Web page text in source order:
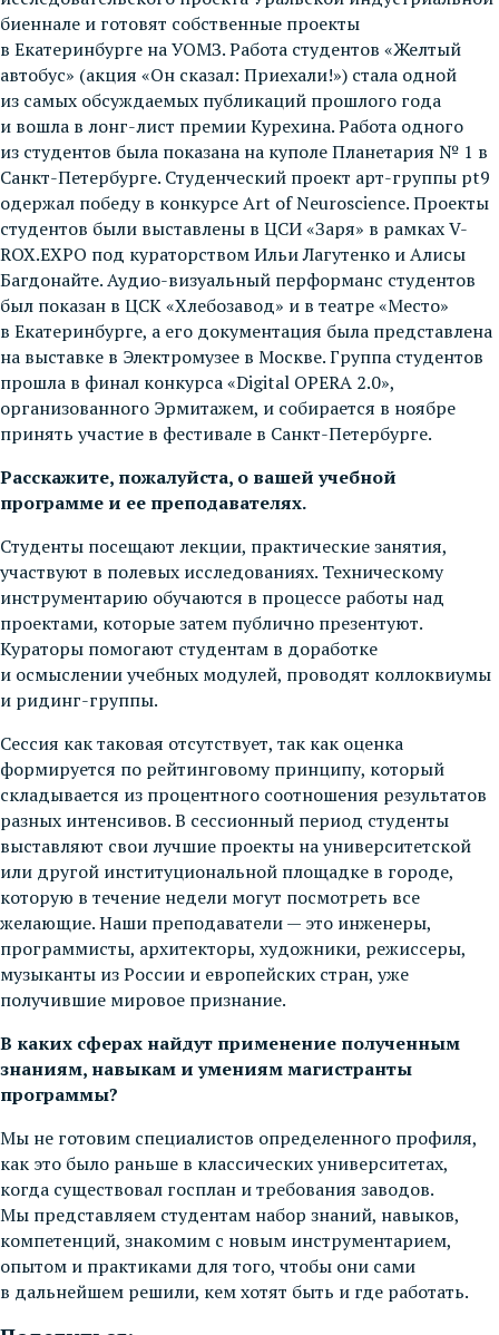
биеннале и готовят собственные проекты
в Екатеринбурге на УОМЗ. Работа студентов «Желтый
автобус» (акция «Он сказал: Приехали!») стала одной
из самых обсуждаемых публикаций прошлого года
и вошла в лонг-лист премии Курехина. Работа одного
из студентов была показана на куполе Планетария № 1 в
Санкт-Петербурге. Студенческий проект арт-группы pt9
одержал победу в конкурсе Art of Neuroscience. Проекты
студентов были выставлены в ЦСИ «Заря» в рамках V-
ROX.EXPO под кураторством Ильи Лагутенко и Алисы
Багдонайте. Аудио-визуальный перформанс студентов
был показан в ЦСК «Хлебозавод» и в театре «Место»
в Екатеринбурге, а его документация была представлена
на выставке в Электромузее в Москве. Группа студентов
прошла в финал конкурса «Digital OPERA 2.0»,
организованного Эрмитажем, и собирается в ноябре
принять участие в фестивале в Санкт-Петербурге.
Расскажите, пожалуйста, о вашей учебной
программе и ее преподавателях.
Студенты посещают лекции, практические занятия,
участвуют в полевых исследованиях. Техническому
инструментарию обучаются в процессе работы над
проектами, которые затем публично презентуют.
Кураторы помогают студентам в доработке
и осмыслении учебных модулей, проводят коллоквиумы
и ридинг-группы.
Сессия как таковая отсутствует, так как оценка
формируется по рейтинговому принципу, который
складывается из процентного соотношения результатов
разных интенсивов. В сессионный период студенты
выставляют свои лучшие проекты на университетской
или другой институциональной площадке в городе,
которую в течение недели могут посмотреть все
желающие. Наши преподаватели — это инженеры,
программисты, архитекторы, художники, режиссеры,
музыканты из России и европейских стран, уже
получившие мировое признание.
В каких сферах найдут применение полученным
знаниям, навыкам и умениям магистранты
программы?
Мы не готовим специалистов определенного профиля,
как это было раньше в классических университетах,
когда существовал госплан и требования заводов.
Мы представляем студентам набор знаний, навыков,
компетенций, знакомим с новым инструментарием,
опытом и практиками для того, чтобы они сами
в дальнейшем решили, кем хотят быть и где работать.